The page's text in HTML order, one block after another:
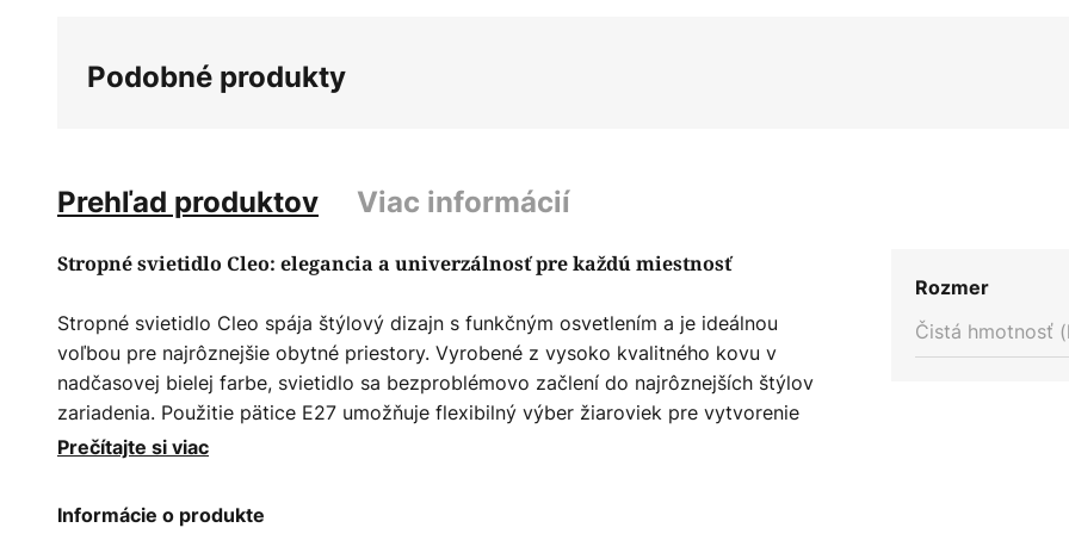
Podobné produkty
Prehľad produktov Viac informácií
Stropné svietidlo Cleo: elegancia a univerzálnosť pre každú miestnosť
Stropné svietidlo Cleo spája štýlový dizajn s funkčným osvetlením a je ideálnou
voľbou pre najrôznejšie obytné priestory. Vyrobené z vysoko kvalitného kovu v
nadčasovej bielej farbe, svietidlo sa bezproblémovo začlení do najrôznejších štýlov
zariadenia. Použitie pätice E27 umožňuje flexibilný výber žiaroviek pre vytvorenie
požadovanej atmosféry osvetlenia. Vďaka stupňu ochrany krytom IP20 je svietidlo
Prečítajte si viac
Informácie o produkte
Rozmer
Čistá hmotnosť